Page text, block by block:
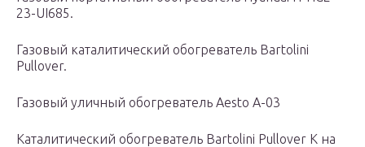
23-UI685.
Газовый каталитический обогреватель Bartolini
Pullover.
Газовый уличный обогреватель Aesto A-03
Каталитический обогреватель Bartolini Pullover K на